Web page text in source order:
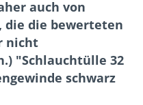
auch von
die die bewerteten
nicht
"Schlauchtülle 32
schwarz